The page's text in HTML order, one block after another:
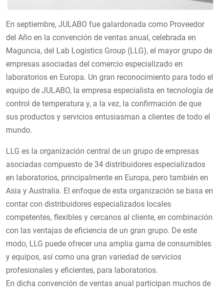
En septiembre, JULABO fue galardonada como Proveedor
del Año en la convención de ventas anual, celebrada en
Maguncia, del Lab Logistics Group (LLG), el mayor grupo de
empresas asociadas del comercio especializado en
laboratorios en Europa. Un gran reconocimiento para todo el
equipo de JULABO, la empresa especialista en tecnología de
control de temperatura y, a la vez, la confirmación de que
sus productos y servicios entusiasman a clientes de todo el
mundo.
LLG es la organización central de un grupo de empresas
asociadas compuesto de 34 distribuidores especializados
en laboratorios, principalmente en Europa, pero también en
Asia y Australia. El enfoque de esta organización se basa en
contar con distribuidores especializados locales
competentes, flexibles y cercanos al cliente, en combinación
con las ventajas de eficiencia de un gran grupo. De este
modo, LLG puede ofrecer una amplia gama de consumibles
y equipos, así como una gran variedad de servicios
profesionales y eficientes, para laboratorios.
En dicha convención de ventas anual participan muchos de